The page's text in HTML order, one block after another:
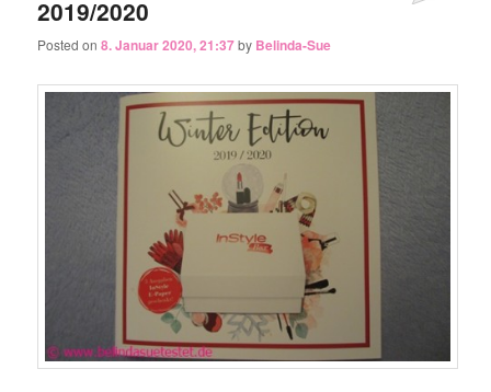
2019/2020
Posted on8. Januar 2020, 21:37by Belinda-Sue